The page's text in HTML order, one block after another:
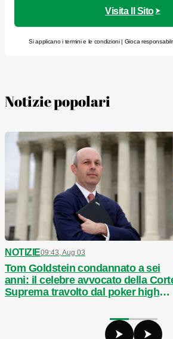
Visita Il Sito
Si applicano i termini e le condizioni | Gioca
Notizie popolari
NOTIZIE09:43, Aug 03
Tom Goldstein condannato a sei
anni: il celebre avvocato della
Suprema travolto dal poker high